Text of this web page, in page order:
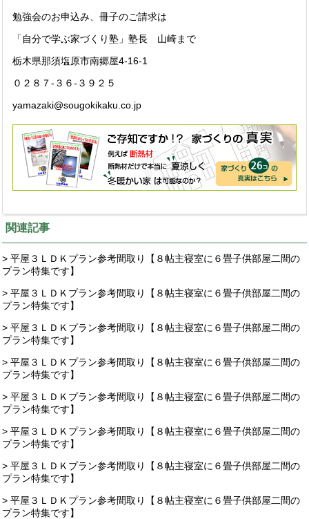
勉強会のお申込み、冊子のご請求は
「自分で学ぶ家づくり塾」塾長 山崎まで
栃木県那須塩原市南郷屋4-16-1
０２８７-３６-３９２５
yamazaki@sougokikaku.co.jp
関連記事
> 平屋３ＬＤＫプラン参考間取り【８帖主寝室に６畳子供部屋二間の
プラン特集です】
> 平屋３ＬＤＫプラン参考間取り【８帖主寝室に６畳子供部屋二間の
プラン特集です】
> 平屋３ＬＤＫプラン参考間取り【８帖主寝室に６畳子供部屋二間の
プラン特集です】
> 平屋３ＬＤＫプラン参考間取り【８帖主寝室に６畳子供部屋二間の
プラン特集です】
> 平屋３ＬＤＫプラン参考間取り【８帖主寝室に６畳子供部屋二間の
プラン特集です】
> 平屋３ＬＤＫプラン参考間取り【８帖主寝室に６畳子供部屋二間の
プラン特集です】
> 平屋３ＬＤＫプラン参考間取り【８帖主寝室に６畳子供部屋二間の
プラン特集です】
> 平屋３ＬＤＫプラン参考間取り【８帖主寝室に６畳子供部屋二間の
プラン特集です】